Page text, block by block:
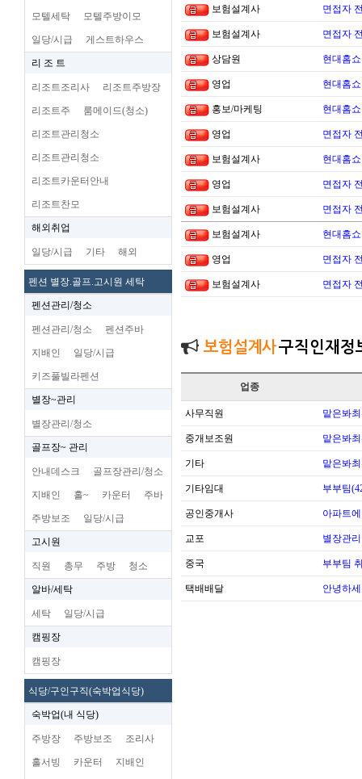
모텔세탁 모텔주방이모
일당/시급 게스트하우스
리 조 트
리조트조리사 리조트주방장
리조트주 룸메이드(청소)
리조트관리청소
리조트관리청소
리조트카운터안내
리조트찬모
해외취업
일당/시급 기타 해외
펜션 별장.골프.고시원 세탁
펜션관리/청소
펜션관리/청소 펜션주바
지배인 일당/시급
키즈풀빌라펜션
별장~관리
별장관리/청소
골프장~ 관리
안내데스크 골프장관리/청소
지배인 홀~ 카운터 주바
주방보조 일당/시급
고시원
직원 총무 주방 청소
알바/세탁
세탁 일당/시급
캠핑장
캠핑장
식당/구인구직(숙박업식당)
숙박업(내 식당)
주방장 주방보조 조리사
홀서빙 카운터 지배인
보험설계사 면접자
보험설계사 면접자
상담원 현대홈
영업 현대홈
홍보/마케팅 현대홈
영업 면접자
보험설계사 현대홈
영업 면접자
보험설계사 면접자
보험설계사 현대홈
영업 면접자
보험설계사 면접자
보험설계사구직인재정
업종
사무직원 맡은봐
중개보조원 맡은봐
기타 맡은봐
기타임대 부부팀
공인중개사 아파트
교포 별장관
중국 부부팀
택배배달 안녕하